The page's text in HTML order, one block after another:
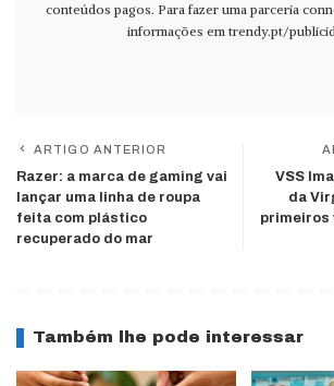
conteúdos pagos. Para fazer uma parceria
informações em trendy.pt/
ARTIGO ANTERIOR
Razer: a marca de gaming vai
lançar uma linha de roupa
feita com plástico
recuperado do mar
VSS
da
primeiros
Também lhe pode interessar